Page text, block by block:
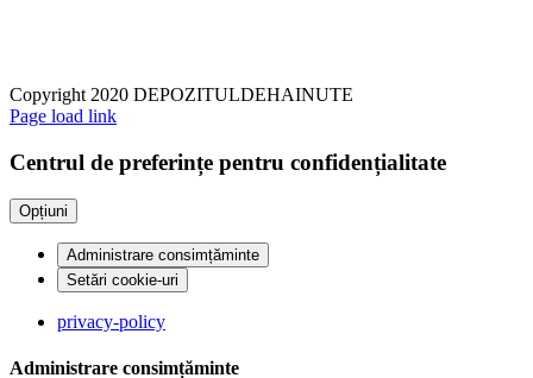
Copyright 2020 DEPOZITULDEHAINUTE
Page load link
Centrul de preferințe pentru confidențialitate
Opțiuni
Administrare consimțăminte
Setări cookie-uri
privacy-policy
Administrare consimțăminte